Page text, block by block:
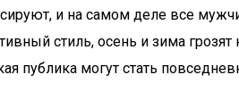
и на самом деле все
стиль, осень и зима
публика могут стать